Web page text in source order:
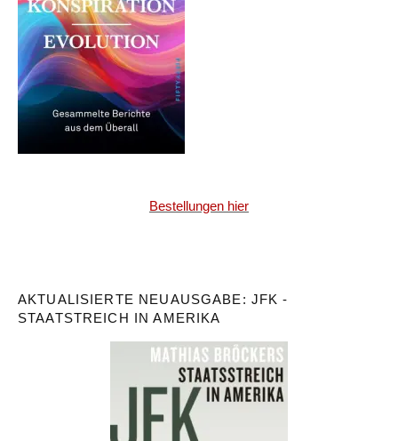
Bestellungen hier
AKTUALISIERTE NEUAUSGABE: JFK -
STAATSTREICH IN AMERIKA